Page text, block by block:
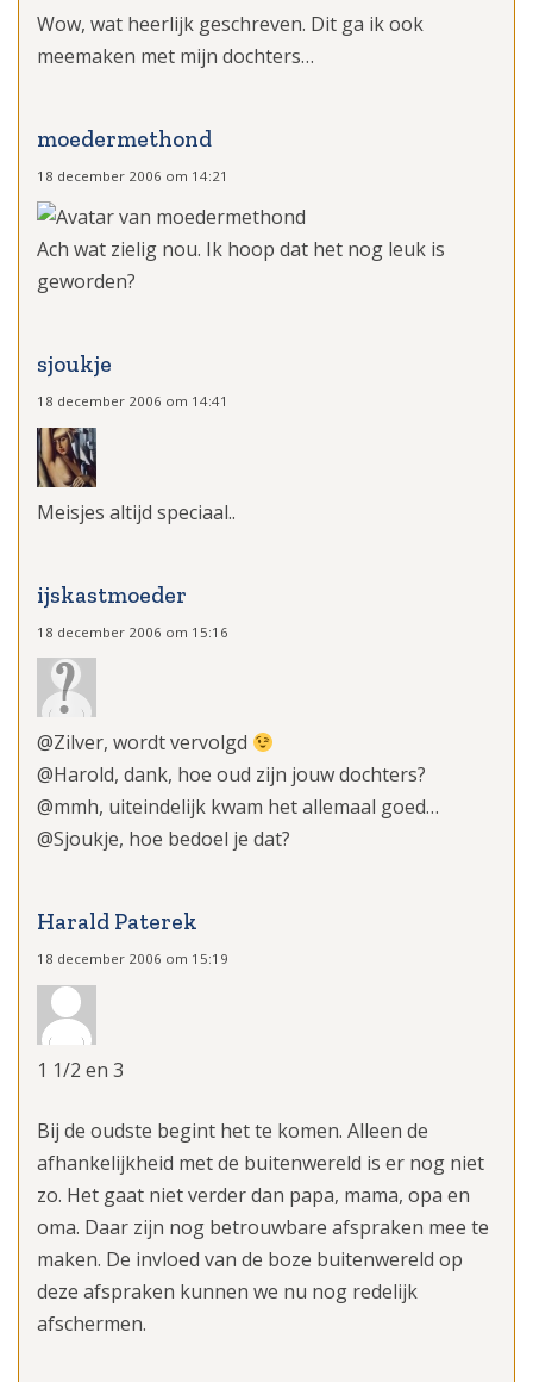
Wow, wat heerlijk geschreven. Dit ga ik ook
meemaken met mijn dochters…
moedermethond
18 december 2006 om 14:21
Ach wat zielig nou. Ik hoop dat het nog leuk is
geworden?
sjoukje
18 december 2006 om 14:41
Meisjes altijd speciaal..
ijskastmoeder
18 december 2006 om 15:16
@Zilver, wordt vervolgd
@Harold, dank, hoe oud zijn jouw dochters?
@mmh, uiteindelijk kwam het allemaal goed…
@Sjoukje, hoe bedoel je dat?
Harald Paterek
18 december 2006 om 15:19
1 1/2 en 3
Bij de oudste begint het te komen. Alleen de
afhankelijkheid met de buitenwereld is er nog niet
zo. Het gaat niet verder dan papa, mama, opa en
oma. Daar zijn nog betrouwbare afspraken mee te
maken. De invloed van de boze buitenwereld op
deze afspraken kunnen we nu nog redelijk
afschermen.